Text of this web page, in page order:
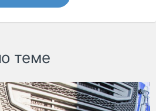
теме